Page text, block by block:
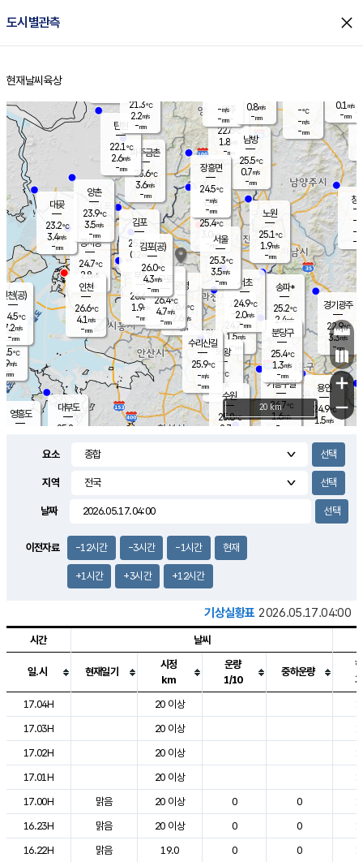
도시별관측 close
홈
현재날씨 육상
의도
℃
m/s
mm
영흥도
양주
22.6℃
1.8
-mm
과천
24.7℃
1.5m/s
- mm
용인
24.9℃
1.5m/s
경기광주
22.9℃
3.3m/s
-mm
2.2m/s
대부도
25.2
경서동
24.7℃
2.8 m/s
-mm
파주금촌
23.6℃
3.6m/s
-mm
-℃
-m/s
-mm
대곶
23.2℃
3.4m/s
-mm
창
-
-m/
-
탄현
22.1℃
2.6m/s
-mm
0.1 m/s
-mm
의왕
- ℃
m/s
mm
김포
25.0℃
0.2 m/s
mm
광명
26.4 ℃
2.6 m/s
-mm
부천
26.6℃
1.9m/s
-mm
양촌
23.9℃
3.5m/s
-mm
구로
26.4℃
4.7m/s
-mm
은평
25.4℃
3.0 m/s
- mm
노원
25.1℃
1.9m/s
-mm
송파*
25.2℃
2.4m/s
-mm
서초
24.9℃
2.0m/s
-mm
남방
25.5℃
0.7m/s
-mm
기흥구갈
24.7℃
1.6m/s
-
수리산길
25.9℃
-m/s
-mm
분당구
25.4℃
1.3m/s
-mm
장흥면
24.5℃
-m/s
-mm
-m/s
-mm
인천(공)
24.5℃
7.2m/s
-mm
김포(공)
26.0℃
4.3m/s
-mm
수원
25.8℃
2.7 m/s
인천
26.6℃
4.1 m/s
-mm
서울
25.3℃
3.5m/s
-mm
21.3℃
2.2m/s
-mm
0.8m/s
-mm
+
−
20 km
요소
지역
날짜
이전자료 -12시간 -3시간 -1시간 현재
+1시간 +3시간 +12시간
기상실황표 2026.05.17.04:00
도시별 기상실황표로 지점, 날씨, 기온, 강수, 바람, 기압등을 안내한 표입
시간 날씨
일.시 현재일기
시정
km
운량
1/10
중하운량
17.04H
20 이상
17.03H
20 이상
17.02H
20 이상
17.01H
20 이상
17.00H
맑음 20 이상 0 0
16.23H
맑음 20 이상 0 0
16.22H
맑음 19.0 0 0